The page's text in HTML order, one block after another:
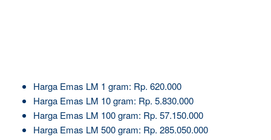
Harga Emas LM 1 gram: Rp. 620.000
Harga Emas LM 10 gram: Rp. 5.830.000
Harga Emas LM 100 gram: Rp. 57.150.000
Harga Emas LM 500 gram: Rp. 285.050.000